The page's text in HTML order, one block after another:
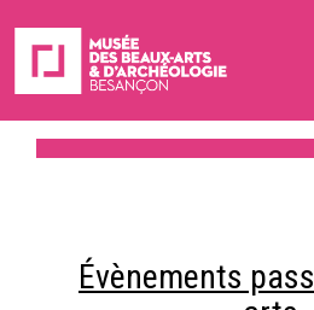
Évènements